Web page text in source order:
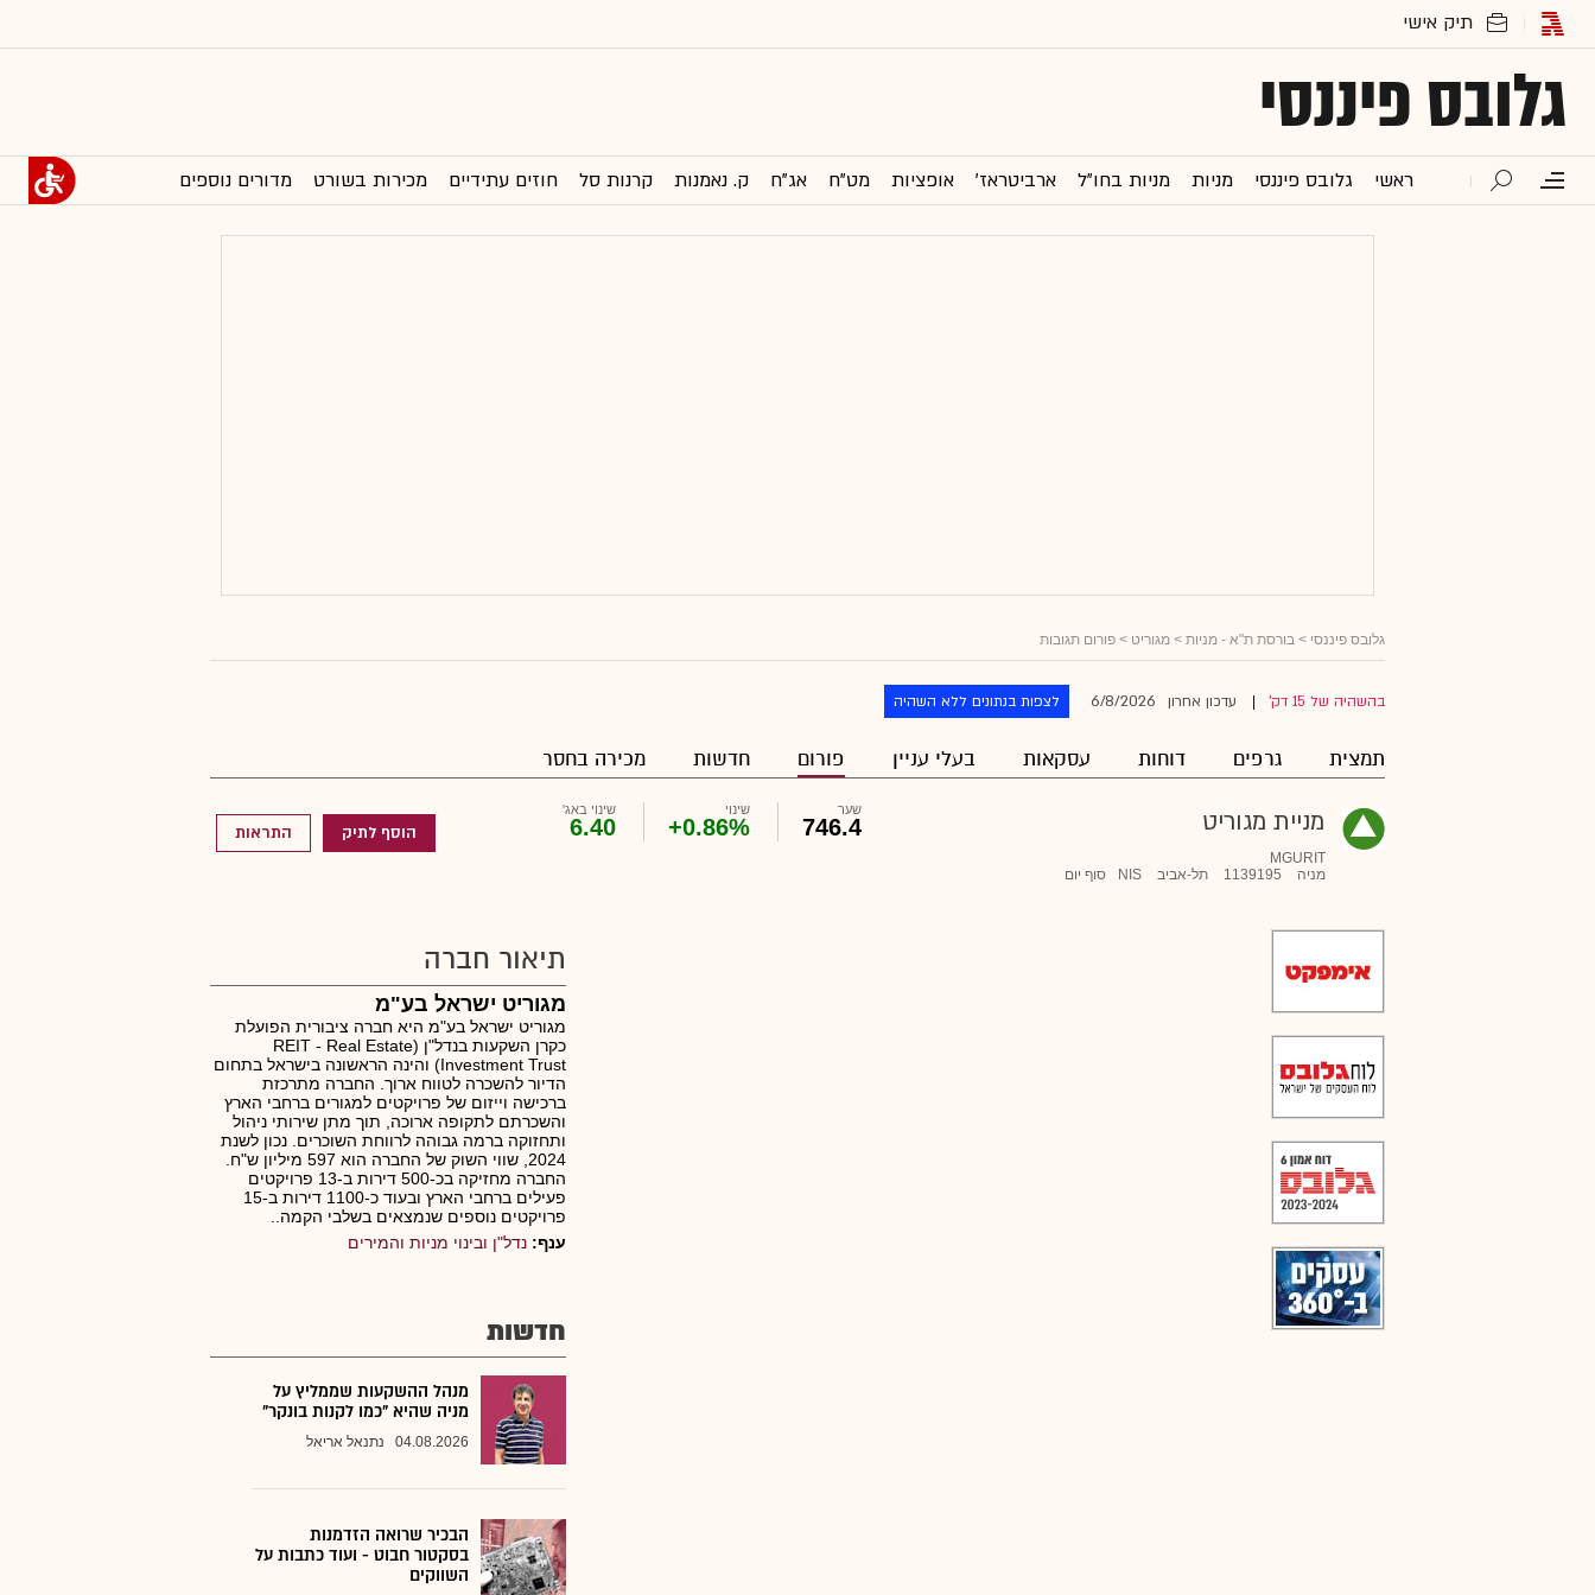
גלובס פיננסי
ראשי גלובס פיננסי מניות מניות בחו"ל ארביטראז' אופציות מט"ח אג"ח ק. נאמנות קרנות סל חוזים עתידיים מכירות בשורט מדורים נוספים
גלובס פיננסי > בורסת ת"א - מניות > מגוריט > פורום תגובות
בהשהיה של 15 דק' עדכון אחרון 6/8/2026 לצפות בנתונים ללא השהיה
תמצית גרפים דוחות עסקאות בעלי עניין פורום חדשות מכירה בחסר
מניית מגוריט
MGURIT
מניה
1139195 תל-אביב NIS סוף יום
שער
746.4
שינוי
+0.86%
שינוי באג'
6.40 הוסף לתיק התראות
תיאור חברה
מגוריט ישראל בע"מ
מגוריט ישראל בע"מ היא חברה ציבורית הפועלת
כקרן השקעות בנדל"ן (REIT - Real Estate
Investment Trust) והינה הראשונה בישראל בתחום
הדיור להשכרה לטווח ארוך. החברה מתרכזת
ברכישה וייזום של פרויקטים למגורים ברחבי הארץ
והשכרתם לתקופה ארוכה, תוך מתן שירותי ניהול
ותחזוקה ברמה גבוהה לרווחת השוכרים. נכון לשנת
2024, שווי השוק של החברה הוא 597 מיליון ש"ח.
החברה מחזיקה בכ-500 דירות ב-13 פרויקטים
פעילים ברחבי הארץ ובעוד כ-1100 דירות ב-15
פרויקטים נוספים שנמצאים בשלבי הקמה..
ענף: נדל"ן ובינוי מניות והמירים
חדשות
מנהל ההשקעות שממליץ על
מניה שהיא "כמו לקנות בונקר"
04.08.2026 נתנאל אריאל
הבכיר שרואה הזדמנות
בסקטור חבוט - ועוד כתבות על
השווקים